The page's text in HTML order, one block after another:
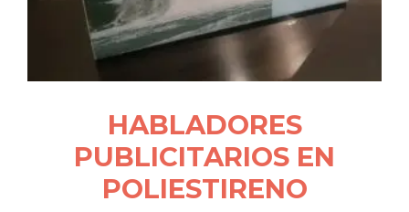
HABLADORES
PUBLICITARIOS EN
POLIESTIRENO